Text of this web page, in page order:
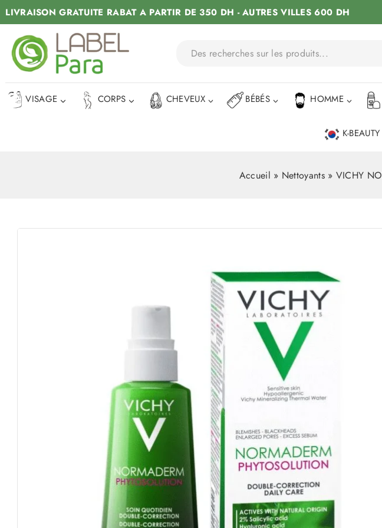
LIVRAISON GRATUITE RABAT A PARTIR DE 350 DH - AUTRES VILLES 600 DH
VISAGE CORPS CHEVEUX BÉBÉS HOMME
K-BEAUTY
Accueil » Nettoyants» VICHY